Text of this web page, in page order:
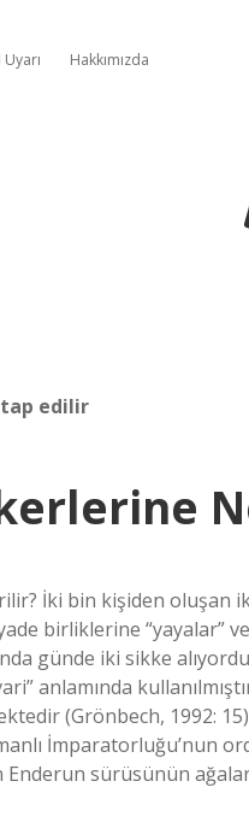
Hakkımızda
edilir
İki bin kişiden oluşan
birliklerine “yayalar”
günde iki sikke
anlamında
(Grönbech, 1992:
Enderun sürüsünün